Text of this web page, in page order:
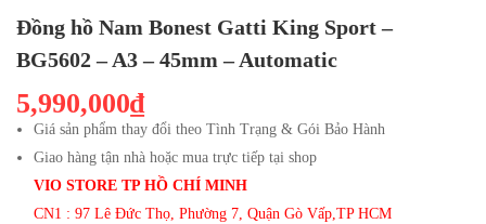
Đồng hồ Nam Bonest Gatti King Sport –
BG5602 – A3 – 45mm – Automatic
5,990,000₫
Giá sản phẩm thay đổi theo Tình Trạng & Gói Bảo Hành
Giao hàng tận nhà hoặc mua trực tiếp tại shop
VIO STORE TP HỒ CHÍ MINH
CN1 : 97 Lê Đức Thọ, Phường 7, Quận Gò Vấp,TP HCM